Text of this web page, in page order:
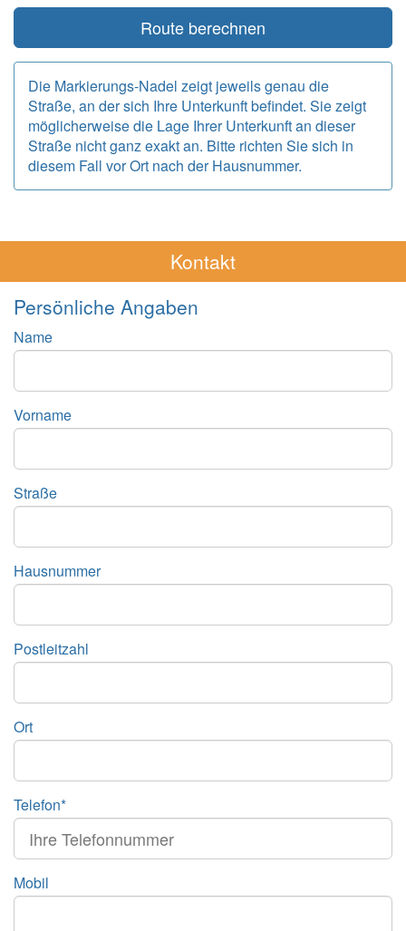
Route berechnen
Die Markierungs-Nadel zeigt jeweils genau die
Straße, an der sich Ihre Unterkunft befindet. Sie zeigt
möglicherweise die Lage Ihrer Unterkunft an dieser
Straße nicht ganz exakt an. Bitte richten Sie sich in
diesem Fall vor Ort nach der Hausnummer.
Kontakt
Persönliche Angaben
Name
Vorname
Straße
Hausnummer
Postleitzahl
Ort
Telefon*
Mobil